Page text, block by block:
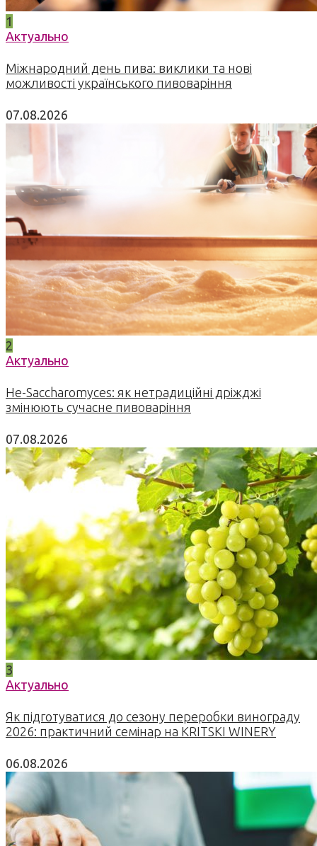
1
Актуально
Міжнародний день пива: виклики та нові
можливості українського пивоваріння
07.08.2026
2
Актуально
Не-Saccharomyces: як нетрадиційні дріжджі
змінюють сучасне пивоваріння
07.08.2026
3
Актуально
Як підготуватися до сезону переробки винограду
2026: практичний семінар на KRITSKI WINERY
06.08.2026